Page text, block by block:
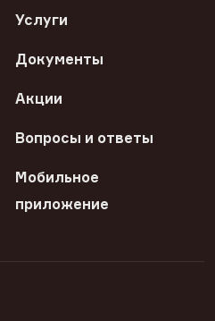
Услуги
Документы
Акции
Вопросы и ответы
Мобильное
приложение